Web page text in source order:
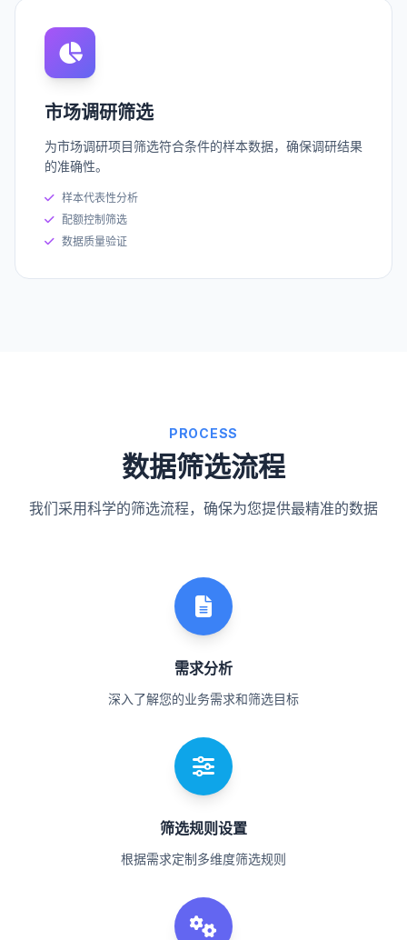
市场调研筛选
为市场调研项目筛选符合条件的样本数据，确保调研结果
的准确性。
样本代表性分析
配额控制筛选
数据质量验证
PROCESS
数据筛选流程
我们采用科学的筛选流程，确保为您提供最精准的数据
需求分析
深入了解您的业务需求和筛选目标
筛选规则设置
根据需求定制多维度筛选规则